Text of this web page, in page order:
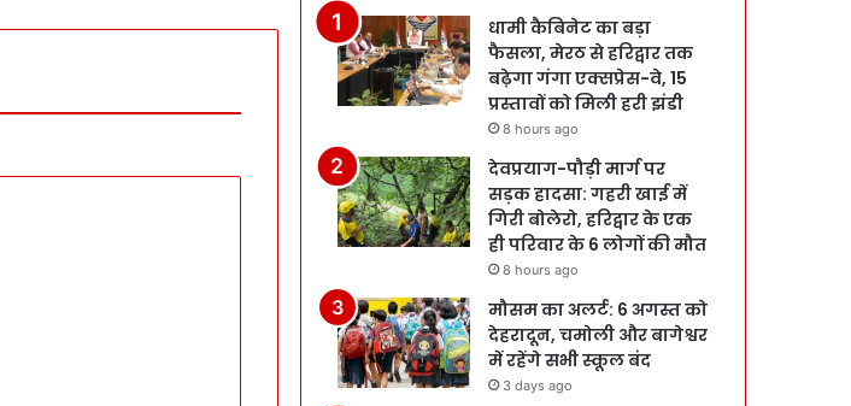
धामी कैबिनेट का बड़ा
फैसला, मेरठ से हरिद्वार तक
बढ़ेगा गंगा एक्सप्रेस-वे, 15
प्रस्तावों को मिली हरी झंडी
8 hours ago
देवप्रयाग-पौड़ी मार्ग पर
सड़क हादसा: गहरी खाई में
गिरी बोलेरो, हरिद्वार के एक
ही परिवार के 6 लोगों की मौत
8 hours ago
मौसम का अलर्ट: 6 अगस्त को
देहरादून, चमोली और बागेश्वर
में रहेंगे सभी स्कूल बंद
3 days ago